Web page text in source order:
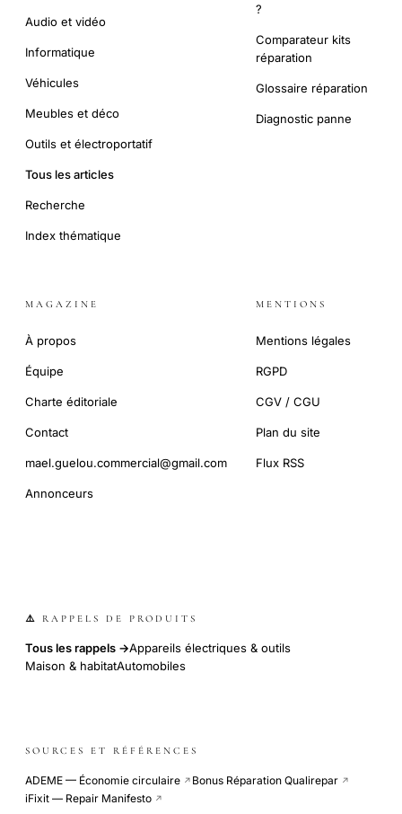
Audio et vidéo
Informatique
Véhicules
Meubles et déco
Outils et électroportatif
Tous les articles
Recherche
Index thématique
?
Comparateur kits
réparation
Glossaire réparation
Diagnostic panne
MAGAZINE
À propos
Équipe
Charte éditoriale
Contact
mael.guelou.commercial@gmail.com
Annonceurs
MENTIONS
Mentions légales
RGPD
CGV / CGU
Plan du site
Flux RSS
⚠️ RAPPELS DE PRODUITS
Tous les rappels →Appareils électriques & outils
Maison & habitatAutomobiles
SOURCES ET RÉFÉRENCES
ADEME — Économie circulaire ↗ Bonus Réparation Qualirepar ↗
iFixit — Repair Manifesto ↗